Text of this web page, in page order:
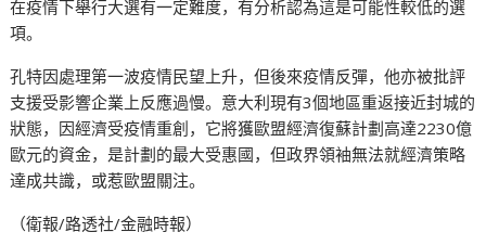
在疫情下舉行大選有一定難度，有分析認為這是可能性較低的選
項。
孔特因處理第一波疫情民望上升，但後來疫情反彈，他亦被批評
支援受影響企業上反應過慢。意大利現有3個地區重返接近封城的
狀態，因經濟受疫情重創，它將獲歐盟經濟復蘇計劃高達2230億
歐元的資金，是計劃的最大受惠國，但政界領袖無法就經濟策略
達成共識，或惹歐盟關注。
（衛報/路透社/金融時報）